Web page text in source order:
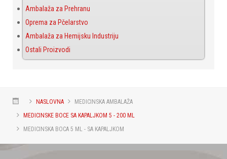
Ambalaža za Prehranu
Oprema za Pčelarstvo
Ambalaža za Hemijsku Industriju
Ostali Proizvodi
NASLOVNA
MEDICINSKA AMBALAŽA
MEDICINSKE BOCE SA KAPALJKOM 5 - 200 ML
MEDICINSKA BOCA 5 ML - SA KAPALJKOM